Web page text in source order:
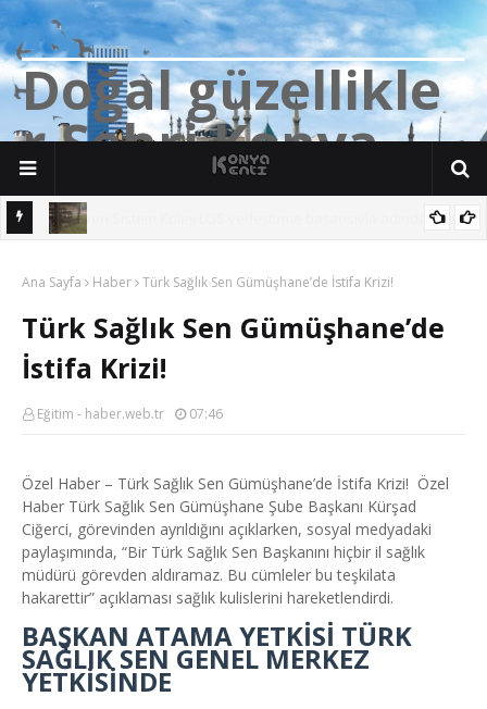
Doğalgüzellikle
rŞehriKonya
Ana Sayfa Haber Türk Sağlık Sen Gümüşhane’de İstifa Krizi!
Türk Sağlık Sen Gümüşhane’de
İstifa Krizi!
Eğitim - haber.web.tr 07:46
Özel Haber – Türk Sağlık Sen Gümüşhane’de İstifa Krizi! Özel
Haber Türk Sağlık Sen Gümüşhane Şube Başkanı Kürşad
Ciğerci, görevinden ayrıldığını açıklarken, sosyal medyadaki
paylaşımında, “Bir Türk Sağlık Sen Başkanını hiçbir il sağlık
müdürü görevden aldıramaz. Bu cümleler bu teşkilata
hakarettir” açıklaması sağlık kulislerini hareketlendirdi.
BAŞKAN ATAMA YETKİSİ TÜRK
SAĞLIK SEN GENEL MERKEZ
YETKİSİNDE